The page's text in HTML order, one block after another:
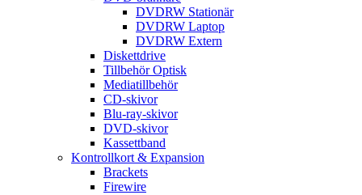
DVDRW Stationär
DVDRW Laptop
DVDRW Extern
Diskettdrive
Tillbehör Optisk
Mediatillbehör
CD-skivor
Blu-ray-skivor
DVD-skivor
Kassettband
Kontrollkort & Expansion
Brackets
Firewire